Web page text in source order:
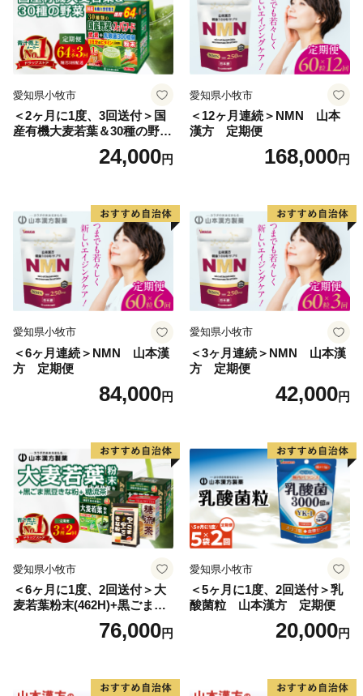
は強みを活かして課題を克服し、持続可能なまちづくり
に本気で取り組んでいます。
今後もふるさと納税を通じて、皆さんに北海道清水町の
魅力を発信してまいりますので、清水の自然の恵みを堪
能していただければと思います。
清水町のふるさと納税では寄附の使い道として、「アイ
納税をとおして、アイスホッケーを盛り上げていただけ
ると嬉しいです！
☆清水町でアイスホッケーに情熱を注ぐ方々の熱い想い
は、下のアイスホッケー写真をクリックしてください☆
【お問い合わせについて】
北海道清水町ふるさと納税サポート室
ＴＥＬ：050‐3100-1723
ＭＡＩＬ：support@shimizu.furusato-lg.jp
受付時間：午前9時～午後6時（土・日・祝除く）
愛知県小牧市
＜2ヶ月に1度、3回送付＞国
産有機大麦若葉＆30種の野
菜 山本漢方 定期便
24,000円
愛知県小牧市
＜12ヶ月連続＞NMN 山本
漢方 定期便
168,000円
愛知県小牧市
＜6ヶ月連続＞NMN 山本漢
方 定期便
84,000円
愛知県小牧市
＜3ヶ月連続＞NMN 山本漢
方 定期便
42,000円
愛知県小牧市
＜6ヶ月に1度、2回送付＞大
麦若葉粉末(462H)+黒ごま黒
豆きな粉+ 糖流茶 山本漢
76,000円
愛知県小牧市
＜5ヶ月に1度、2回送付＞乳
酸菌粒 山本漢方 定期便
20,000円